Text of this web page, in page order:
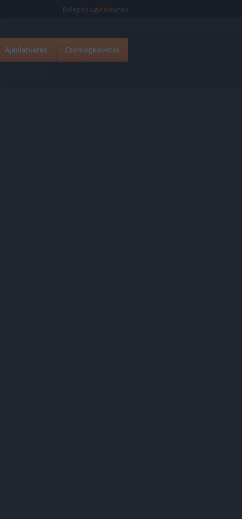
Belépés ügyfeleknek
Ajánlatkérés Csomagkövetés